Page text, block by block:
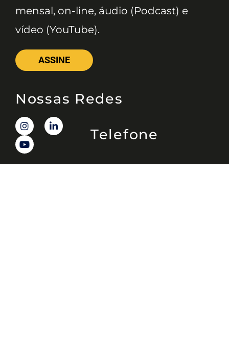
mensal, on-line, áudio (Podcast) e
vídeo (YouTube).
ASSINE
Nossas Redes
Telefone